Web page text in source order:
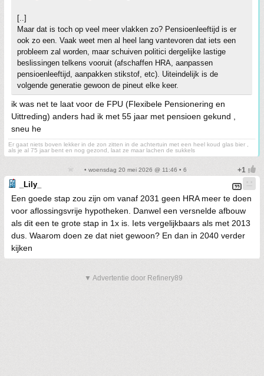
[..]
Maar dat is toch op veel meer vlakken zo? Pensioenleeftijd is er
ook zo een. Vaak weet men al heel lang vantevoren dat iets een
probleem zal worden, maar schuiven politici dergelijke lastige
beslissingen telkens vooruit (afschaffen HRA, aanpassen
pensioenleeftijd, aanpakken stikstof, etc). Uiteindelijk is de
volgende generatie gewoon de pineut elke keer.
ik was net te laat voor de FPU (Flexibele Pensionering en
Uittreding) anders had ik met 55 jaar met pensioen gekund ,
sneu he
Er gaat niets boven lekker in de zon zitten in de achtertuin met een heel koud glas bier ,
als je al 75 jaar bent en nog gezond, laat ze maar lachen de sukkels
• woensdag 20 mei 2026 @ 11:46 • 6
_Lily_
Een goede stap zou zijn om vanaf 2031 geen HRA meer te doen
voor aflossingsvrije hypotheken. Danwel een versnelde afbouw
als dit een te grote stap in 1x is. Iets vergelijkbaars als met 2013
dus. Waarom doen ze dat niet gewoon? En dan in 2040 verder
kijken
▼ Advertentie door Refinery89